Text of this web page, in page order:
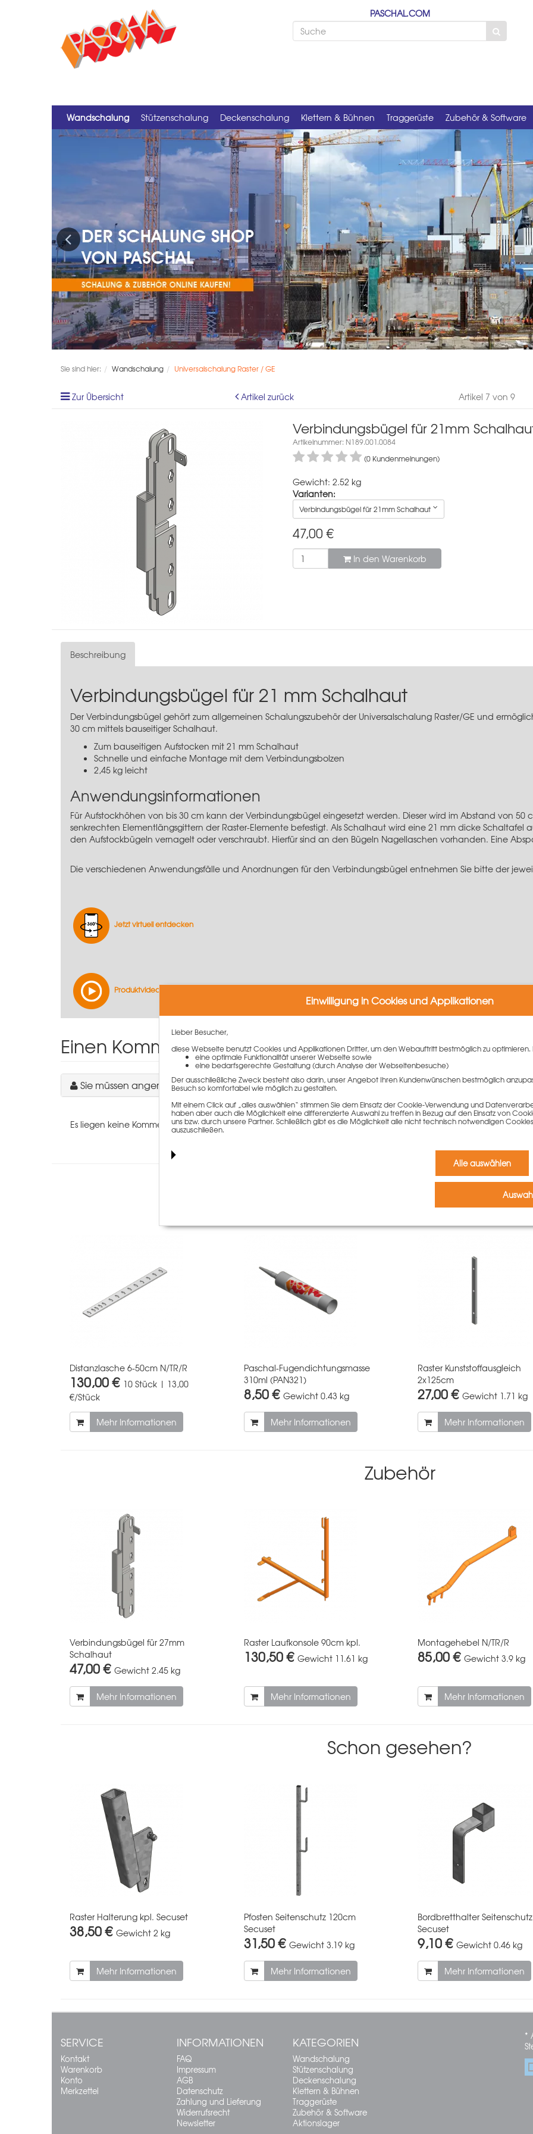
PASCHAL.COM
Wandschalung Stützenschalung Deckenschalung Klettern & Bühnen Traggerüste Zubehör & Software
Previous
Sie sind hier: Wandschalung Universalschalung Raster / GE
Zur Übersicht Artikel zurück Artikel 7 von 9
Verbindungsbügel für 21mm
Artikelnummer: N189.001.0084
(0 Kundenmeinungen)
Gewicht: 2.52 kg
Varianten:
Verbindungsbügel für 21mm Schalhaut
47,00 €
In den Warenkorb
Beschreibung
Verbindungsbügel für 21 mm Schalhaut
Der Verbindungsbügel gehört zum allgemeinen Schalungszubehör der Universalschalung Raster/GE und
30 cm mittels bauseitiger Schalhaut.
Zum bauseitigen Aufstocken mit 21 mm Schalhaut
Schnelle und einfache Montage mit dem Verbindungsbolzen
2,45 kg leicht
Anwendungsinformationen
Für Aufstockhöhen von bis 30 cm kann der Verbindungsbügel eingesetzt werden. Dieser wird im Abstand von 50
senkrechten Elementlängsgittern der Raster-Elemente befestigt. Als Schalhaut wird eine 21 mm dicke
den Aufstockbügeln vernagelt oder verschraubt. Hierfür sind an den Bügeln Nagellaschen vorhanden. Eine
Die verschiedenen Anwendungsfälle und Anordnungen für den Verbindungsbügel entnehmen Sie bitte der
Jetzt virtuell entdecken
Produktvideo ansehen
Einen Kommentar schreiben
Sie müssen angemeldet sein, um einen Kommentar schreiben zu können.
Es liegen keine Kommentare zu diesem Artikel vor.
Kunden, die diesen Artikel gekauft haben,
Distanzlasche 6-50cm N/TR/R
130,00 € 10 Stück | 13,00
€/Stück
Mehr Informationen
Paschal-Fugendichtungsmasse
310ml (PAN321)
8,50 € Gewicht 0.43 kg
Mehr Informationen
Raster Kunststoffausgleich
2x125cm
27,00 € Gewicht 1.71 kg
Mehr Informationen
Zubehör
Verbindungsbügel für 27mm
Schalhaut
47,00 € Gewicht 2.45 kg
Mehr Informationen
Raster Laufkonsole 90cm kpl.
130,50 € Gewicht 11.61 kg
Mehr Informationen
Montagehebel N/TR/R
85,00 € Gewicht 3.9 kg
Mehr Informationen
Schon gesehen?
Raster Halterung kpl. Secuset
38,50 € Gewicht 2 kg
Mehr Informationen
Pfosten Seitenschutz 120cm
Secuset
31,50 € Gewicht 3.19 kg
Mehr Informationen
Bordbretthalter Seitenschutz
Secuset
9,10 € Gewicht 0.46 kg
Mehr Informationen
SERVICE
Kontakt
Warenkorb
Konto
Merkzettel
INFORMATIONEN
FAQ
Impressum
AGB
Datenschutz
Zahlung und Lieferung
Widerrufsrecht
Newsletter
KATEGORIEN
Wandschalung
Stützenschalung
Deckenschalung
Klettern & Bühnen
Traggerüste
Zubehör & Software
Aktionslager
*
Einwilligung in Cookies und Applikationen
Lieber Besucher,
diese Webseite benutzt Cookies und Applikationen Dritter, um den Webauftritt bestmöglich zu optimieren.
eine optimale Funktionalität unserer Webseite sowie
eine bedarfsgerechte Gestaltung (durch Analyse der Webseitenbesuche)
Der ausschließliche Zweck besteht also darin, unser Angebot Ihren Kundenwünschen bestmöglich
Besuch so komfortabel wie möglich zu gestalten.
Mit einem Click auf „alles auswählen“ stimmen Sie dem Einsatz der Cookie-Verwendung und
haben aber auch die Möglichkeit eine differenzierte Auswahl zu treffen in Bezug auf den Einsatz von
uns bzw. durch unsere Partner. Schließlich gibt es die Möglichkeit alle nicht technisch notwendigen
auszuschließen.
Alle auswählen